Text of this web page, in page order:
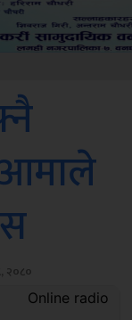
ksbus
आमाले
२०८०